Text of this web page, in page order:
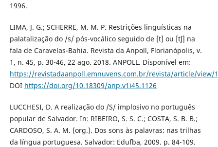
1996.
LIMA, J. G.; SCHERRE, M. M. P. Restrições linguísticas na
palatalização do /s/ pós-vocálico seguido de [t] ou [tʃ] na
fala de Caravelas-Bahia. Revista da Anpoll, Florianópolis, v.
1, n. 45, p. 30-46, 22 ago. 2018. ANPOLL. Disponível em:
https://revistadaanpoll.emnuvens.com.br/revista/article/view/
DOI https://doi.org/10.18309/anp.v1i45.1126
LUCCHESI, D. A realização do /S/ implosivo no português
popular de Salvador. In: RIBEIRO, S. S. C.; COSTA, S. B. B.;
CARDOSO, S. A. M. (org.). Dos sons às palavras: nas trilhas
da língua portuguesa. Salvador: Edufba, 2009. p. 84-109.